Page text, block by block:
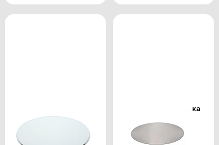
зеркала на стол
От 500 р./сутки
Прозрачная накладка
От 250 р./сутки